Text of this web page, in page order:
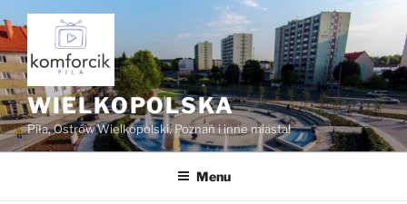
Przejdź
do
treści
WIELKOPOLSKA
Piła, Ostrów Wielkopolski, Poznań i inne miasta!
Menu